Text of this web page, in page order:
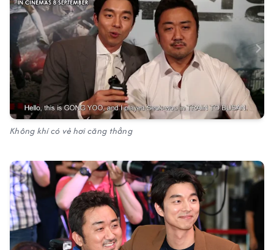
Không khí có vẻ hơi căng thẳng